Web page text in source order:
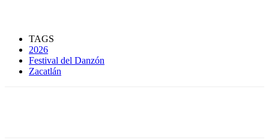
TAGS
2026
Festival del Danzón
Zacatlán